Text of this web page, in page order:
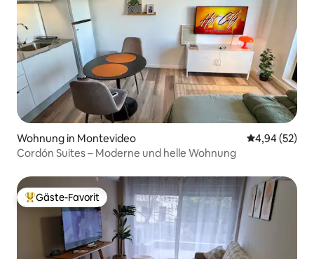
Wohnung in Montevideo
4,94 (52)
Cordón Suites – Moderne und helle Wohnung
Beliebter Gäste-Favorit.
Gäste-Favorit